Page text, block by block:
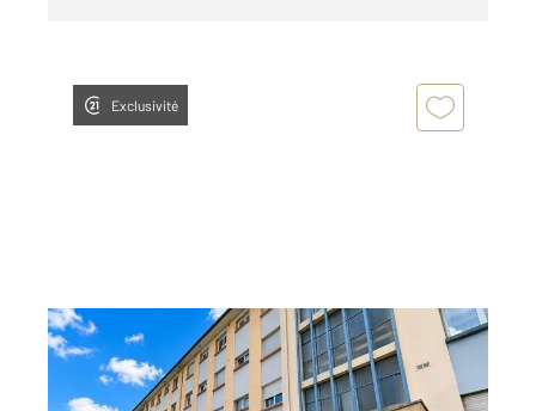
Exclusivité
MORTEAU 25
45,54 m2, 2 pièces
Ref : 10404